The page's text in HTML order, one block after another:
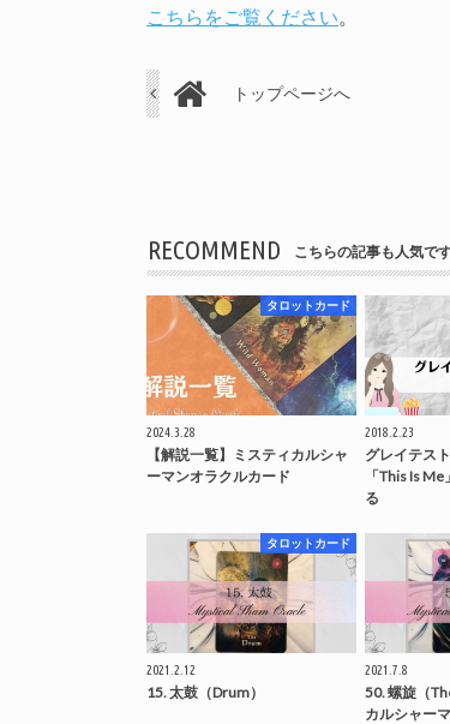
こちらをご覧ください
トップページへ
RECOMMEND こちらの記事も人気です
タロットカード
2024.3.28
【解説一覧】ミスティカルシャ
ーマンオラクルカード
2018.2.23
グレイテス
「This Is
る
タロットカード
2021.2.12
15. 太鼓（Drum）
2021.7.8
50. 螺旋（
カルシャー